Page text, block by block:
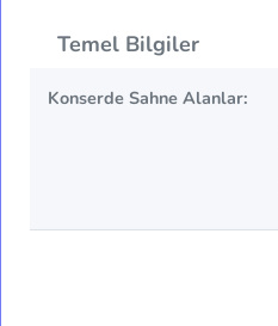
Temel Bilgiler
Konserde Sahne Alanlar: